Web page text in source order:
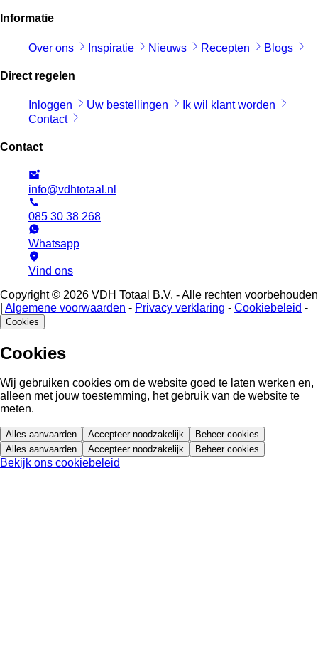
Informatie
Over ons Inspiratie Nieuws Recepten Blogs
Direct regelen
Inloggen Uw bestellingen
Ik wil klant worden
Contact
Contact
info@vdhtotaal.nl
085 30 38 268
Whatsapp
Vind ons
Copyright © 2026 VDH Totaal B.V. - Alle rechten voorbehouden
Algemene voorwaarden - Privacy verklaring - Cookiebeleid -
Cookies
Cookies
Wij gebruiken cookies om de website goed te laten werken en,
alleen met jouw toestemming, het gebruik van de website te
meten.
Alles aanvaarden Accepteer noodzakelijk
Beheer cookies
Alles aanvaarden
Accepteer noodzakelijk Beheer cookies
Bekijk ons cookiebeleid